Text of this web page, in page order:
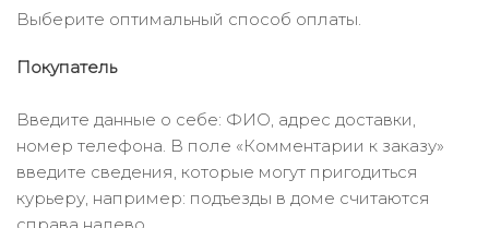
Выберите оптимальный способ оплаты.
Покупатель
Введите данные о себе: ФИО, адрес доставки,
номер телефона. В поле «Комментарии к заказу»
введите сведения, которые могут пригодиться
курьеру, например: подъезды в доме считаются